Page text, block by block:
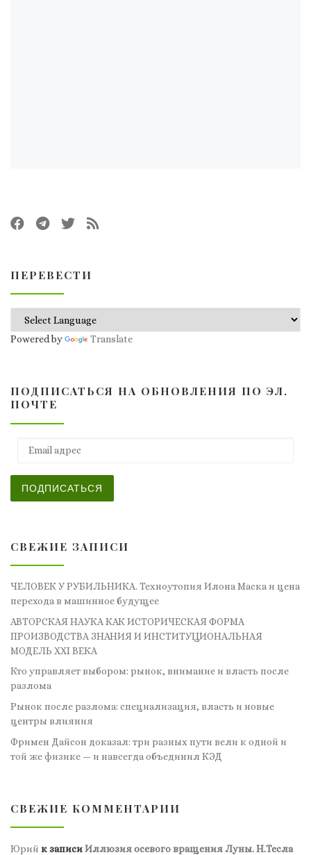
ПЕРЕВЕСТИ
Powered by Translate
ПОДПИСАТЬСЯ НА ОБНОВЛЕНИЯ ПО ЭЛ.
ПОЧТЕ
ПОДПИСАТЬСЯ
СВЕЖИЕ ЗАПИСИ
ЧЕЛОВЕК У РУБИЛЬНИКА. Техноутопия Илона Маска и цена
перехода в машинное будущее
АВТОРСКАЯ НАУКА КАК ИСТОРИЧЕСКАЯ ФОРМА
ПРОИЗВОДСТВА ЗНАНИЯ И ИНСТИТУЦИОНАЛЬНАЯ
МОДЕЛЬ XXI ВЕКА
Кто управляет выбором: рынок, внимание и власть после
разлома
Рынок после разлома: специализация, власть и новые
центры влияния
Фримен Дайсон доказал: три разных пути вели к одной и
той же физике — и навсегда объединил КЭД
СВЕЖИЕ КОММЕНТАРИИ
Юрий к записиИллюзия осевого вращения Луны. Н.Тесла